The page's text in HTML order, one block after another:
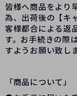
皆様へ商品をより
為、出荷後の【キ
客様都合による返
す。お手続きの際
すようお願い致しま
「商品について」